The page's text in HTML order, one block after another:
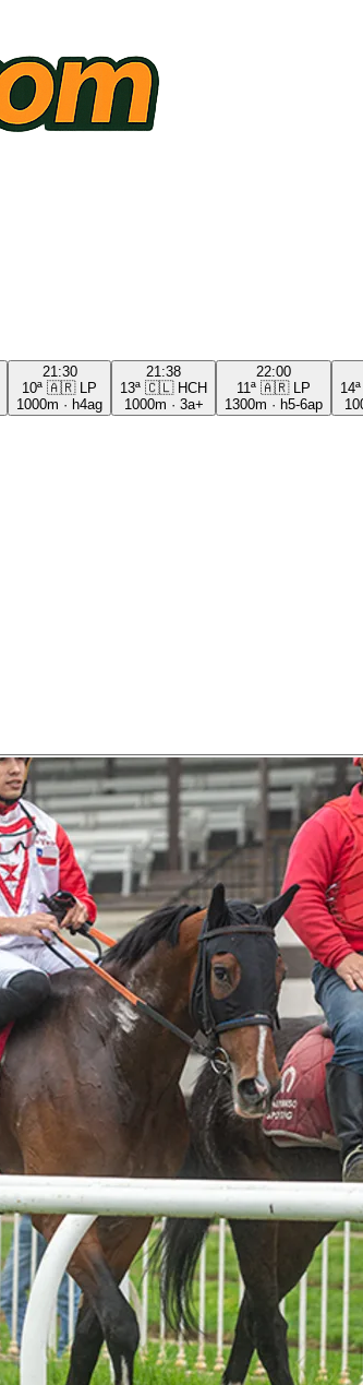
21:30
10ª 🇦🇷
LP
1000m · h4ag
21:38
13ª 🇨🇱 HCH
1000m · 3a+
22:00
11ª 🇦🇷
LP
1300m · h5-6ap
14ª